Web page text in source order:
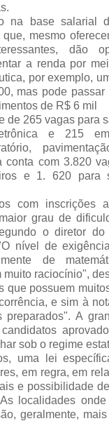
na base salarial
mesmo
dão
a renda por
por exemplo,
mas pode
de R$ 6 mil
de 265 vagas para
e 215 em
conta com 3.820
e 1. 620 para
com inscrições
grau de
o diretor do
nível de
de
raciocínio",
que possuem
e sim à
preparados". A
sob o regime
uma lei
em regra, em
e possibilidade
localidades
geralmente,